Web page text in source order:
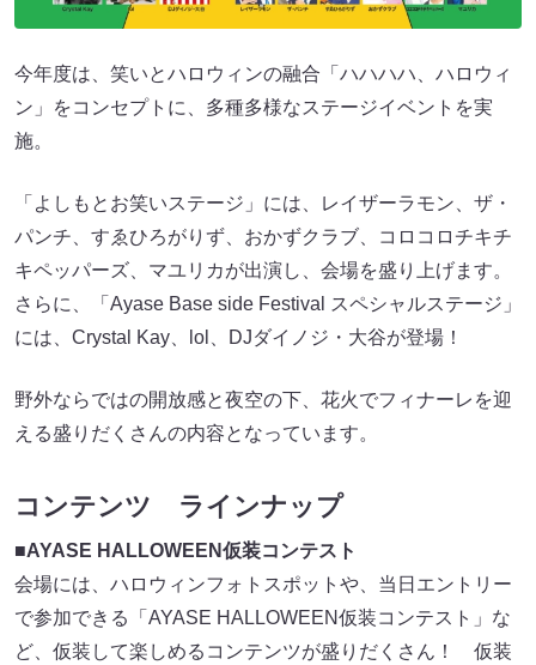
今年度は、笑いとハロウィンの融合「ハハハハ、ハロウィ
ン」をコンセプトに、多種多様なステージイベントを実
施。
「よしもとお笑いステージ」には、レイザーラモン、ザ・
パンチ、すゑひろがりず、おかずクラブ、コロコロチキチ
キペッパーズ、マユリカが出演し、会場を盛り上げます。
さらに、「Ayase Base side Festival スペシャルステージ」
には、Crystal Kay、lol、DJダイノジ・大谷が登場！
野外ならではの開放感と夜空の下、花火でフィナーレを迎
える盛りだくさんの内容となっています。
コンテンツ ラインナップ
■AYASE HALLOWEEN仮装コンテスト
会場には、ハロウィンフォトスポットや、当日エントリー
で参加できる「AYASE HALLOWEEN仮装コンテスト」な
ど、仮装して楽しめるコンテンツが盛りだくさん！ 仮装